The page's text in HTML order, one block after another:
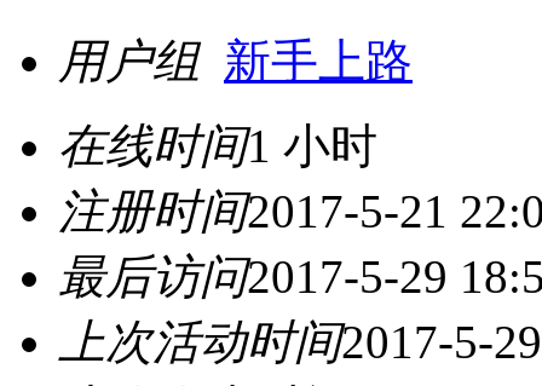
用户组 新手上路
在线时间1 小时
注册时间2017-5-21
最后访问2017-5-29
上次活动时间2017-5-